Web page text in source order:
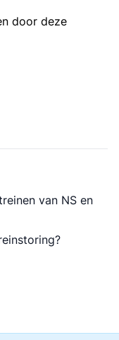
door deze
van NS en